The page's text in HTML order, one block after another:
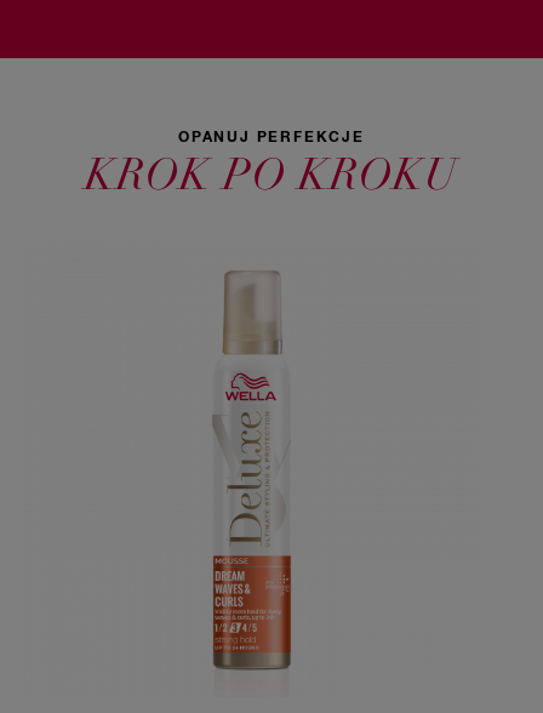
OPANUJ PERFEKCJE
KROK PO KROKU